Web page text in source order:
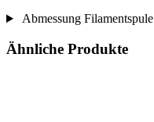
Abmessung Filamentspule
Ähnliche Produkte